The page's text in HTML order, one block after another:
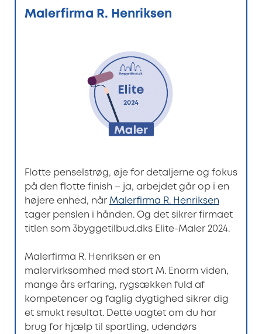
Malerfirma R. Henriksen
Flotte penselstrøg, øje for detaljerne og fokus
på den flotte finish – ja, arbejdet går op i en
højere enhed, når Malerfirma R. Henriksen
tager penslen i hånden. Og det sikrer firmaet
titlen som 3byggetilbud.dks Elite-Maler 2024.
Malerfirma R. Henriksen er en
malervirksomhed med stort M. Enorm viden,
mange års erfaring, rygsækken fuld af
kompetencer og faglig dygtighed sikrer dig
et smukt resultat. Dette uagtet om du har
brug for hjælp til spartling, udendørs